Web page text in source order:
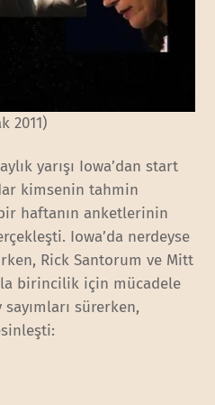
2011)
yarışı Iowa’dan start
kimsenin tahmin
haftanın anketlerinin
Iowa’da nerdeyse
Rick Santorum ve Mitt
birincilik için mücadele
sürerken,